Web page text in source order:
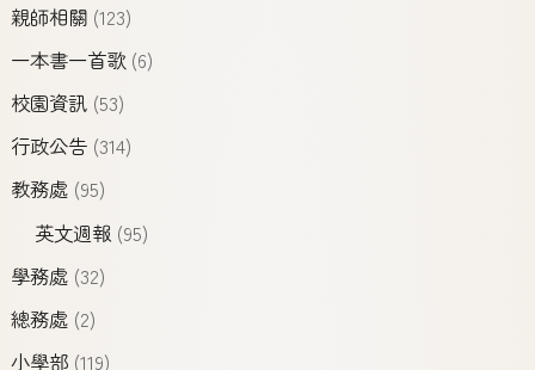
親師相關(123)
一本書一首歌(6)
校園資訊(53)
行政公告(314)
教務處(95)
英文週報(95)
學務處(32)
總務處(2)
小學部(119)